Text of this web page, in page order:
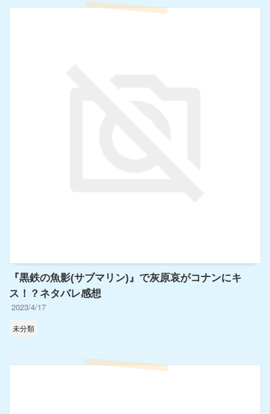
『黒鉄の魚影(サブマリン)』で灰原哀がコナンにキ
ス！？ネタバレ感想
2023/4/17
未分類